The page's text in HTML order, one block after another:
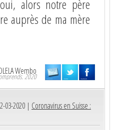
alors notre père
auprès de ma mère
Wembo
2020
03-2020 | Coronavirus en Suisse :